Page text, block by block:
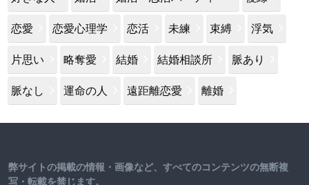
恋愛 恋愛心理学 恋活 未練 束縛 浮気
片思い 略奪愛 結婚 結婚相談所 脈あり
脈なし 運命の人 遠距離恋愛 離婚
弊サイトの掲載の情報・画像など、すべてのコンテンツの無断複
写・転載を禁じます。